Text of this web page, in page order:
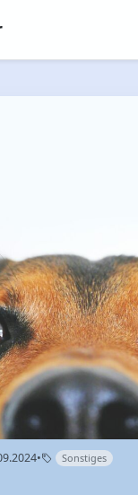
• Sonstiges